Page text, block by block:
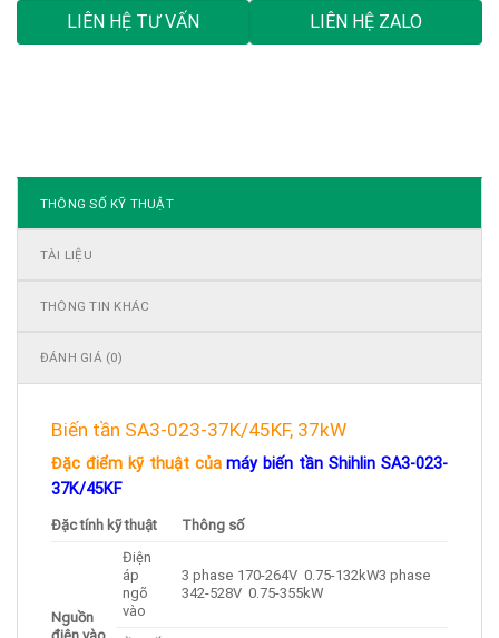
LIÊN HỆ TƯ VẤN LIÊN HỆ ZALO
THÔNG SỐ KỸ THUẬT
TÀI LIỆU
THÔNG TIN KHÁC
ĐÁNH GIÁ (0)
Biến tần SA3-023-37K/45KF, 37kW
Đặc điểm kỹ thuật củamáy biến tần Shihlin SA3-023-
37K/45KF
Đặc tính kỹ thuật Thông số
Nguồn
Điện
áp
ngõ
vào
3 phase 170-264V 0.75-132kW3 phase
342-528V 0.75-355kW